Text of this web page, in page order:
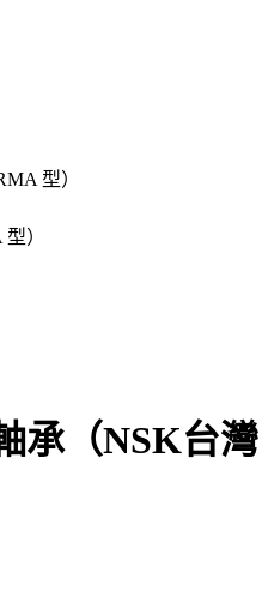
型）
）
承（NSK台灣